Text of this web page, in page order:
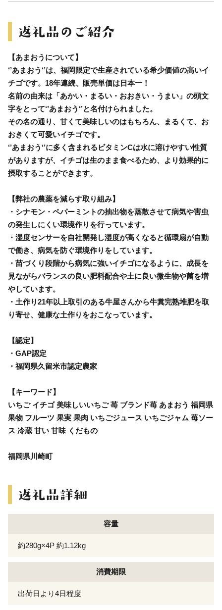
【あまおうについて】
‘’あまおう‘’は、福岡限定で生産されている希少価値の高いイ
チゴです。18年連続、販売単価は日本一！
名前の由来は「あかい・まるい・おおきい・うまい」の頭文
字をとって‘’あまおう‘’と名付けられました。
その名の通り、甘くて美味しいのはもちろん、まるくて、お
おきくて可愛いイチゴです。
‘’あまおう‘’に多く含まれるビタミンCは水に溶けやすい性質
がありますが、イチゴは生のまま食べるため、より効果的に
摂取することができます。
【弊社の農薬を減らす取り組み】
・シナモン・ペパーミントの抽出物を蒸散させて病気や害虫
の発生しにくい環境作りを行っています。
・湿度センサーを自社開発し湿度が高くなると循環扇が自動
で働き、病気を防ぐ環境作りをしています。
・苗づくり段階から病気に強いイチゴになるように、成長を
見ながらバランスの良い肥料配合や土に良い微生物や菌を増
やしています。
・土作り21年以上取引のある牛屋さんから牛糞完熟堆肥を取
り寄せ、健康な土作りをおこなっています。
【認定】
・GAP認定
・福岡県久留米市認定農家
【キーワード】
いちご イチゴ 美味しいいちご 苺 ブランド苺 あまおう 福岡県
果物 フルーツ 果実 果肉 いちごジュース いちごジャム 苺ソー
ス 冷蔵 甘い 甘味 くだもの
福岡県川崎町
容量
約280g×4P 約1.12kg
消費期限
出荷日より4日程度